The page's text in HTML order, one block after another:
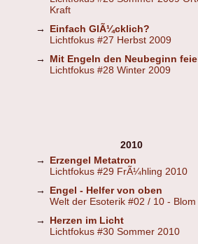
Kraft
→
Einfach GlÃ¼cklich?
Lichtfokus #27 Herbst 2009
→
Mit Engeln den Neubeginn
Lichtfokus #28 Winter 2009
2010
→
Erzengel Metatron
Lichtfokus #29 FrÃ¼hling 2010
→
Engel - Helfer von oben
Welt der Esoterik #02 / 10 - Blom
→
Herzen im Licht
Lichtfokus #30 Sommer 2010